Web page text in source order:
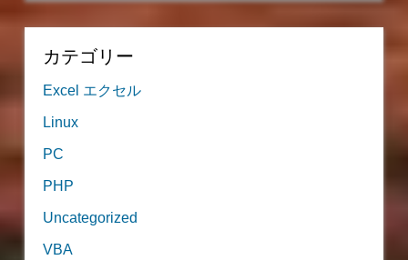
カテゴリー
Excel エクセル
Linux
PC
PHP
Uncategorized
VBA